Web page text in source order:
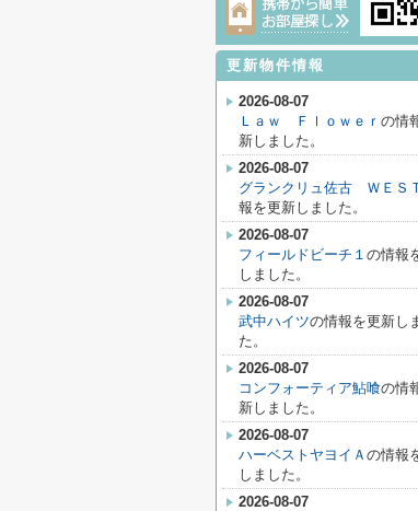
更新物件情報
2026-08-07
Ｌａｗ Ｆｌｏｗｅｒ の情
新しました。
2026-08-07
グランクリュ佐古 ＷＥＳ
報を更新しました。
2026-08-07
フィールドビーチ１ の情報
しました。
2026-08-07
武中ハイツの情報を更新し
た。
2026-08-07
コンフォーティア鮎喰の情
新しました。
2026-08-07
ハーベストヤヨイＡ の情報
しました。
2026-08-07